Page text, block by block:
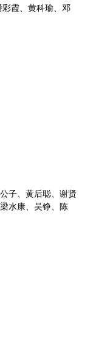
霞、黄科瑜、邓
子、黄后聪、谢贤
水康、吴铮、陈